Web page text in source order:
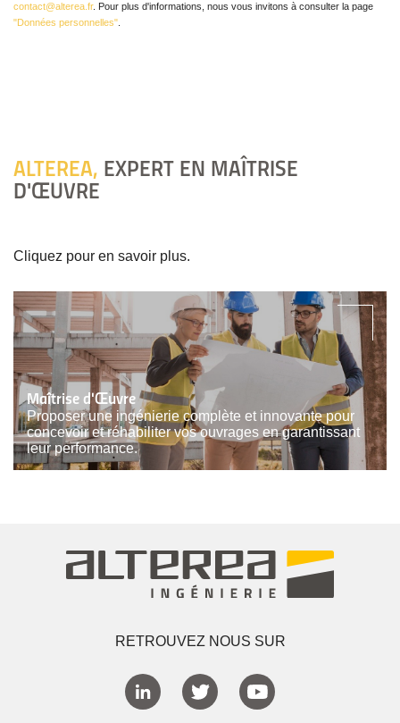
contact@alterea.fr. Pour plus d'informations, nous vous invitons à consulter la page
"Données personnelles"
ALTEREA, EXPERT EN MAÎTRISE
D'ŒUVRE
Cliquez pour en savoir plus.
Maîtrise d'Œuvre
Proposer une ingénierie complète et innovante pour
concevoir et réhabiliter vos ouvrages en garantissant
leur performance.
RETROUVEZ NOUS SUR